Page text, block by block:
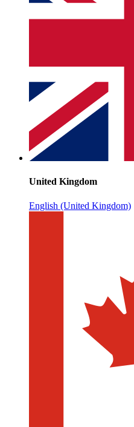
United Kingdom
English (United Kingdom)